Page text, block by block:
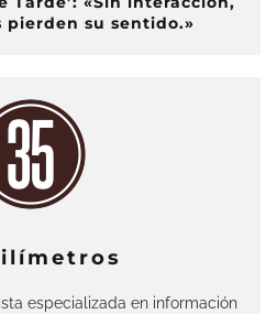
pierden su sentido.»
especializada en información